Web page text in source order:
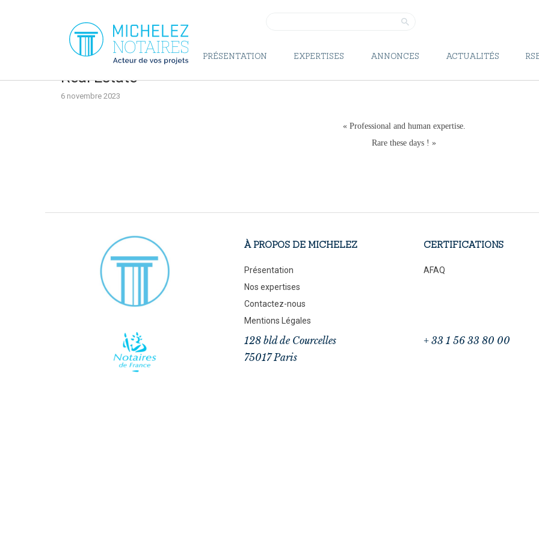
PRÉSENTATION EXPERTISES ANNONCES ACTUALITÉS
ESPACE CLIENT
Real Estate
6 novembre 2023
« Professional and human expertise.
Rare these days ! »
À PROPOS DE MICHELEZ
Présentation
Nos expertises
Contactez-nous
Mentions Légales
CERTIFICATIONS
AFAQ
128 bld de Courcelles
75017 Paris
+ 33 1 56 33 80 00